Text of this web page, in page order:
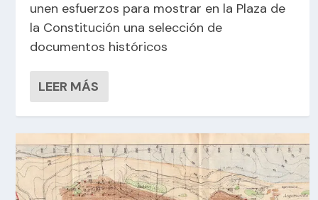
unen esfuerzos para mostrar en la Plaza de
la Constitución una selección de
documentos históricos
LEER MÁS